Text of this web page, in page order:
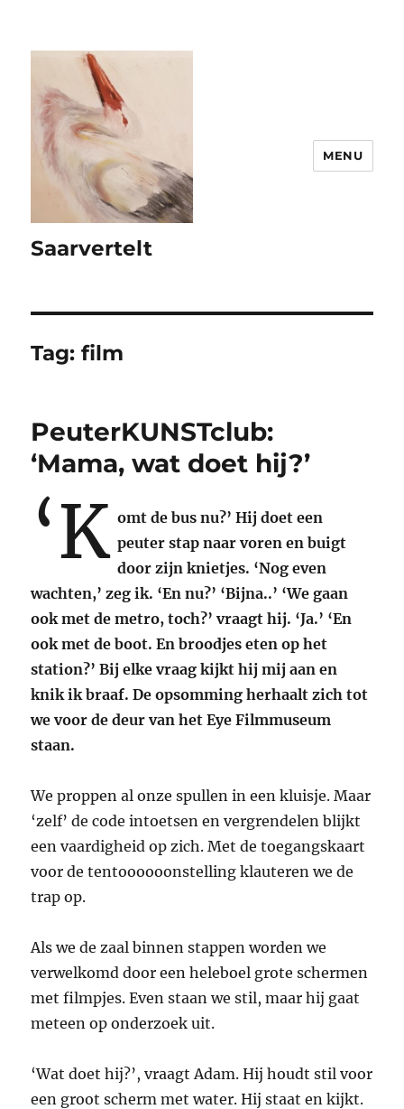
Saarvertelt
MENU
Tag:film
PeuterKUNSTclub:
‘Mama, wat doet hij?’
‘K omt de bus nu?’ Hij doet een
peuter stap naar voren en buigt
door zijn knietjes. ‘Nog even
wachten,’ zeg ik. ‘En nu?’ ‘Bijna..’ ‘We gaan
ook met de metro, toch?’ vraagt hij. ‘Ja.’ ‘En
ook met de boot. En broodjes eten op het
station?’ Bij elke vraag kijkt hij mij aan en
knik ik braaf. De opsomming herhaalt zich tot
we voor de deur van het Eye Filmmuseum
staan.
We proppen al onze spullen in een kluisje. Maar
‘zelf’ de code intoetsen en vergrendelen blijkt
een vaardigheid op zich. Met de toegangskaart
voor de tentoooooonstelling klauteren we de
trap op.
Als we de zaal binnen stappen worden we
verwelkomd door een heleboel grote schermen
met filmpjes. Even staan we stil, maar hij gaat
meteen op onderzoek uit.
‘Wat doet hij?’, vraagt Adam. Hij houdt stil voor
een groot scherm met water. Hij staat en kijkt.